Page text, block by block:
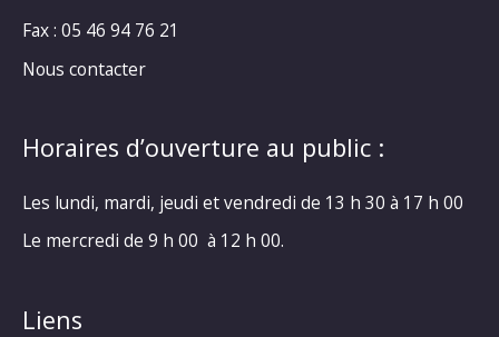
Fax : 05 46 94 76 21
Nous contacter
Horaires d’ouverture au public :
Les lundi, mardi, jeudi et vendredi de 13 h 30 à 17 h 00
Le mercredi de 9 h 00 à 12 h 00.
Liens